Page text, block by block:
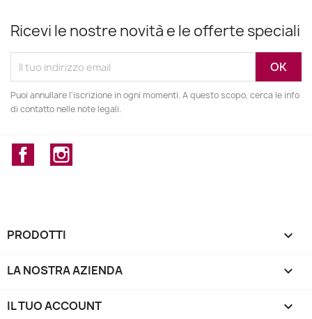
Ricevi le nostre novità e le offerte speciali
Puoi annullare l'iscrizione in ogni momenti. A questo scopo, cerca le info
di contatto nelle note legali.
Facebook
PRODOTTI 
LA NOSTRA AZIENDA 
IL TUO ACCOUNT 